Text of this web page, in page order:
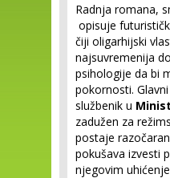
Radnja romana,
opisuje
čiji oligarhijski
najsuvremenija
psihologije da bi
pokornosti.
službenik u
zadužen za
postaje
pokušava izvesti
njegovim